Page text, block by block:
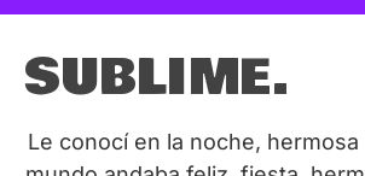
SUBLIME.
Le conocí en la noche,